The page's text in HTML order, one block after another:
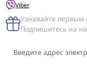
Viber
Узнавайте первым
Подпишитесь на